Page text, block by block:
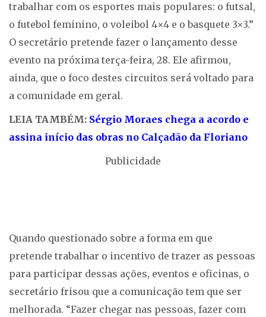
trabalhar com os esportes mais populares: o futsal,
o futebol feminino, o voleibol 4×4 e o basquete 3×3.”
O secretário pretende fazer o lançamento desse
evento na próxima terça-feira, 28. Ele afirmou,
ainda, que o foco destes circuitos será voltado para
a comunidade em geral.
LEIA TAMBÉM: Sérgio Moraes chega a acordo e
assina início das obras no Calçadão da Floriano
Publicidade
Quando questionado sobre a forma em que
pretende trabalhar o incentivo de trazer as pessoas
para participar dessas ações, eventos e oficinas, o
secretário frisou que a comunicação tem que ser
melhorada. “Fazer chegar nas pessoas, fazer com